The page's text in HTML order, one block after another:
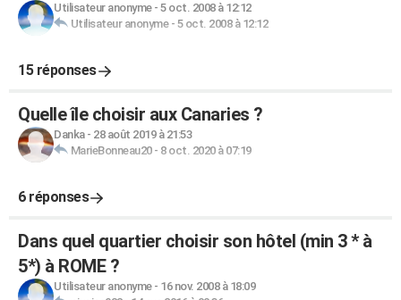
Utilisateur anonyme- 5 oct. 2008 à 12:12
Utilisateur anonyme- 5 oct. 2008 à 12:12
15 réponses
Quelle île choisir aux Canaries ?
Danka- 28 août 2019 à 21:53
MarieBonneau20- 8 oct. 2020 à 07:19
6 réponses
Dans quel quartier choisir son hôtel (min 3 * à
5*) à ROME ?
Utilisateur anonyme- 16 nov. 2008 à 18:09